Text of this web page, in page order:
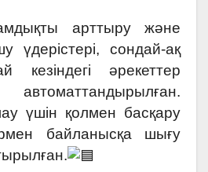
арттыру және
үдерістері, сондай-ақ
кезіндегі әрекеттер
үшін қолмен басқару
байланысқа шығу